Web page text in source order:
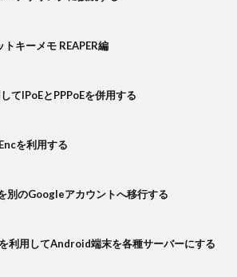
キーメモ REAPER編
てIPoEとPPPoEを併用する
を利用する
別のGoogleアカウントへ移行する
用してAndroid端末を各種サーバーにする